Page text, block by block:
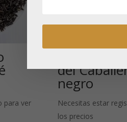
para ver
del
negro
Necesitas estar
los precios